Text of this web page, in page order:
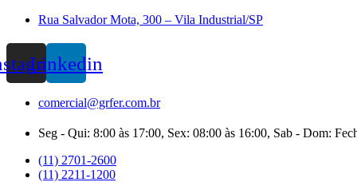
Rua Salvador Mota, 300 – Vila Industrial/SP
Linkedin
comercial@grfer.com.br
Seg - Qui: 8:00 às 17:00, Sex: 08:00 às 16:00, Sab - Dom:
(11) 2701-2600
(11) 2211-1200